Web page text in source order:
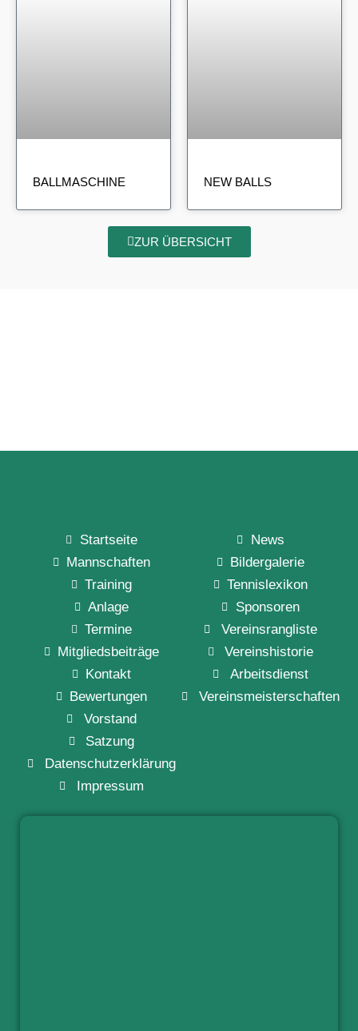
BALLMASCHINE NEW BALLS
ZUR ÜBERSICHT
Startseite
Mannschaften
Training
Anlage
News
Bildergalerie
Tennislexikon
Sponsoren
Termine
Mitgliedsbeiträge
Kontakt
Bewertungen
Vereinsrangliste
Vereinshistorie
Arbeitsdienst
Vereinsmeisterschaften
Vorstand
Satzung
Datenschutzerklärung
Impressum